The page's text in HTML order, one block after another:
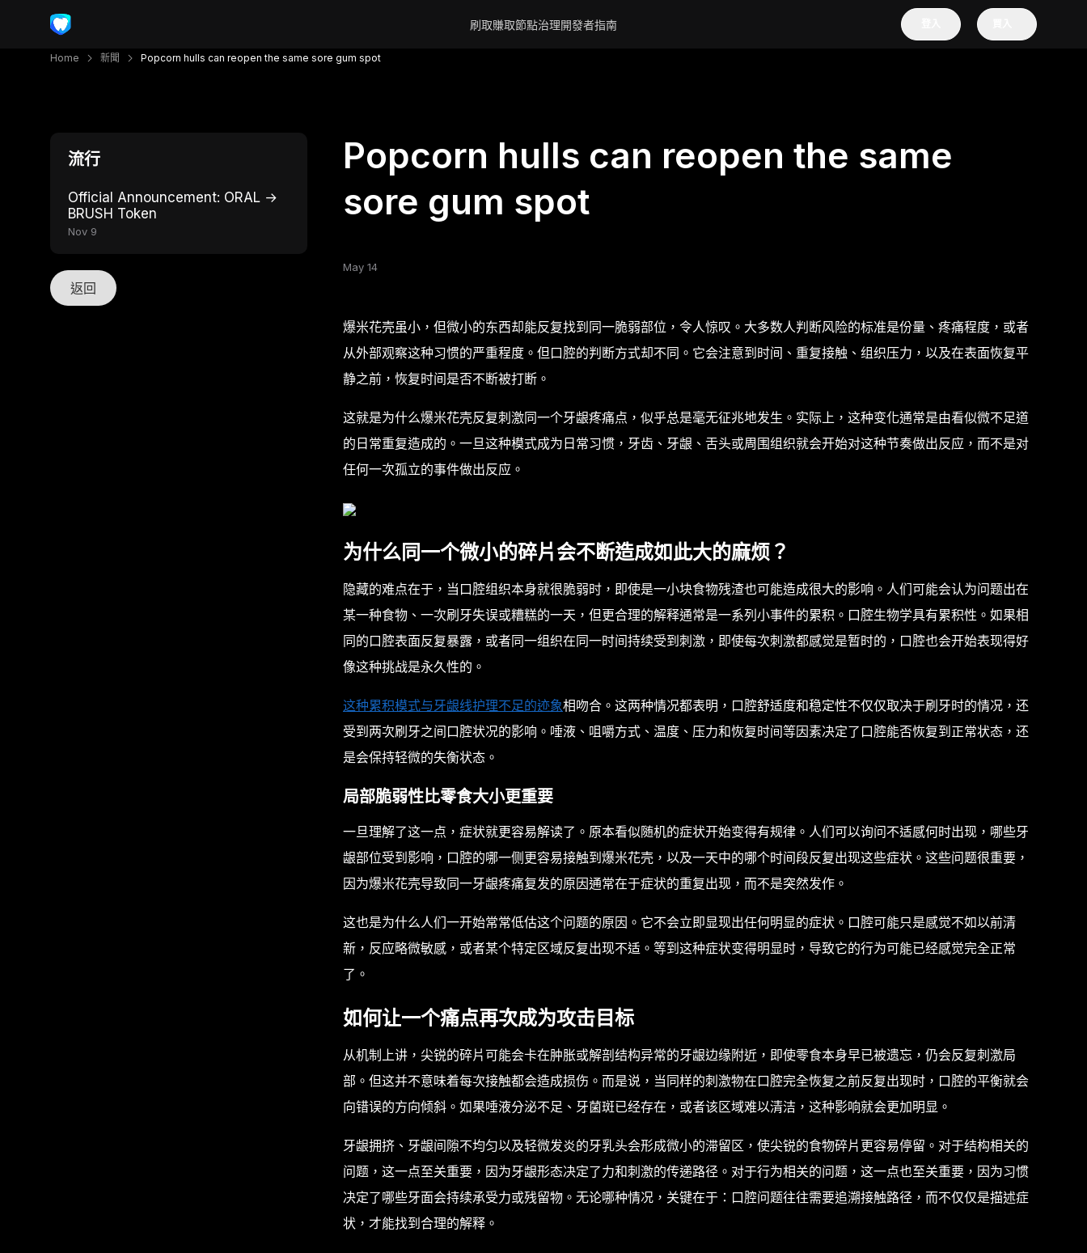
刷取賺取節點治理開發者指南
Home 新聞 Popcorn hulls can reopen the same sore gum spot
流行
Official Announcement: ORAL →
BRUSH Token
Nov 9
返回
Popcorn hulls can reopen the same
sore gum spot
May 14
爆米花壳虽小，但微小的东西却能反复找到同一脆弱部位，令人惊叹。大多数人判断风险的标准是份量、疼痛程度，或者
从外部观察这种习惯的严重程度。但口腔的判断方式却不同。它会注意到时间、重复接触、组织压力，以及在表面恢复平
静之前，恢复时间是否不断被打断。
这就是为什么爆米花壳反复刺激同一个牙龈疼痛点，似乎总是毫无征兆地发生。实际上，这种变化通常是由看似微不足道
的日常重复造成的。一旦这种模式成为日常习惯，牙齿、牙龈、舌头或周围组织就会开始对这种节奏做出反应，而不是对
任何一次孤立的事件做出反应。
为什么同一个微小的碎片会不断造成如此大的麻烦？
隐藏的难点在于，当口腔组织本身就很脆弱时，即使是一小块食物残渣也可能造成很大的影响。人们可能会认为问题出在
某一种食物、一次刷牙失误或糟糕的一天，但更合理的解释通常是一系列小事件的累积。口腔生物学具有累积性。如果相
同的口腔表面反复暴露，或者同一组织在同一时间持续受到刺激，即使每次刺激都感觉是暂时的，口腔也会开始表现得好
像这种挑战是永久性的。
这种累积模式与牙龈线护理不足的迹象相吻合 。这两种情况都表明，口腔舒适度和稳定性不仅仅取决于刷牙时的情况，还
受到两次刷牙之间口腔状况的影响。唾液、咀嚼方式、温度、压力和恢复时间等因素决定了口腔能否恢复到正常状态，还
是会保持轻微的失衡状态。
局部脆弱性比零食大小更重要
一旦理解了这一点，症状就更容易解读了。原本看似随机的症状开始变得有规律。人们可以询问不适感何时出现，哪些牙
龈部位受到影响，口腔的哪一侧更容易接触到爆米花壳，以及一天中的哪个时间段反复出现这些症状。这些问题很重要，
因为爆米花壳导致同一牙龈疼痛复发的原因通常在于症状的重复出现，而不是突然发作。
这也是为什么人们一开始常常低估这个问题的原因。它不会立即显现出任何明显的症状。口腔可能只是感觉不如以前清
新，反应略微敏感，或者某个特定区域反复出现不适。等到这种症状变得明显时，导致它的行为可能已经感觉完全正常
了。
如何让一个痛点再次成为攻击目标
从机制上讲，尖锐的碎片可能会卡在肿胀或解剖结构异常的牙龈边缘附近，即使零食本身早已被遗忘，仍会反复刺激局
部。但这并不意味着每次接触都会造成损伤。而是说，当同样的刺激物在口腔完全恢复之前反复出现时，口腔的平衡就会
向错误的方向倾斜。如果唾液分泌不足、牙菌斑已经存在，或者该区域难以清洁，这种影响就会更加明显。
牙龈拥挤、牙龈间隙不均匀以及轻微发炎的牙乳头会形成微小的滞留区，使尖锐的食物碎片更容易停留。对于结构相关的
问题，这一点至关重要，因为牙龈形态决定了力和刺激的传递路径。对于行为相关的问题，这一点也至关重要，因为习惯
决定了哪些牙面会持续承受力或残留物。无论哪种情况，关键在于：口腔问题往往需要追溯接触路径，而不仅仅是描述症
状，才能找到合理的解释。